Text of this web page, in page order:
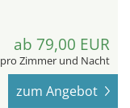
ab 79,00 EUR
pro Zimmer und Nacht
zum Angebot